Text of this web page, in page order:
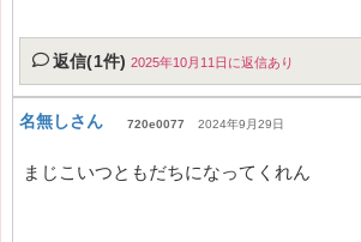
返信(1件) 2025年10月11日に返信あり
名無しさん 720e0077 2024年9月29日
まじこいつともだちになってくれん